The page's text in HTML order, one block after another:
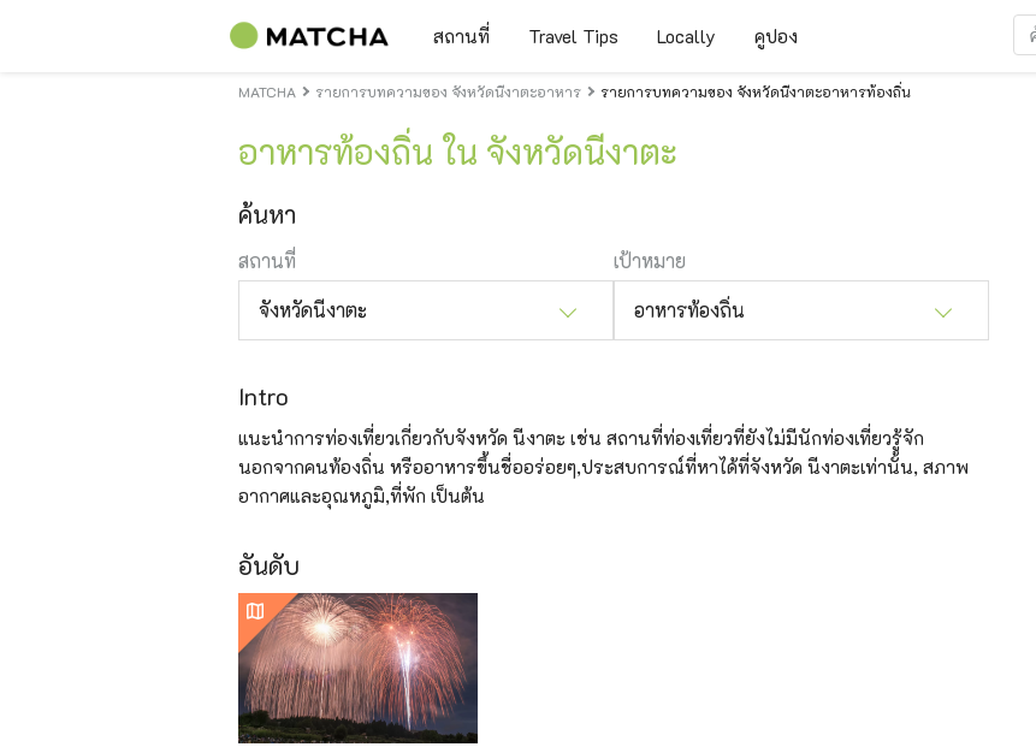
สถานที่ Travel Tips Locally คูปอง
MATCHA รายการบทความของ จังหวัดนีงาตะอาหาร รายการบทความของ จังหวัดนีงาตะอาหารท้องถิ่น
อาหารท้องถิ่น ใน จังหวัดนีงาตะ
ค้นหา
สถานที่
จังหวัดนีงาตะ
เป้าหมาย
อาหารท้องถิ่น
Intro
แนะนำการท่องเที่ยวเกี่ยวกับจังหวัด นีงาตะ เช่น สถานที่ท่องเที่ยวที่ยังไม่มีนักท่องเที่ยวรู้จัก
นอกจากคนท้องถิ่น หรืออาหารขึ้นชื่ออร่อยๆ,ประสบการณ์ที่หาได้ที่จังหวัด นีงาตะเท่านั้น, สภาพ
อากาศและอุณหภูมิ,ที่พัก เป็นต้น
อันดับ